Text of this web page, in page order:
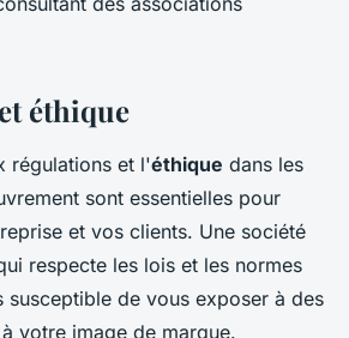
éthique
régulations et l'éthique dans les
sont essentielles pour
et vos clients. Une société
respecte les lois et les normes
susceptible de vous exposer à des
votre image de marque.